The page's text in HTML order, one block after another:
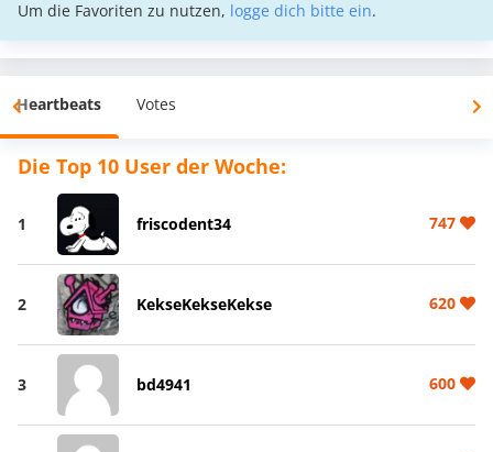
Um die Favoriten zu nutzen, logge dich bitte ein.
Heartbeats Votes
Die Top 10 User der Woche:
1 friscodent34 747
2 KekseKekseKekse 620
3 bd4941 600